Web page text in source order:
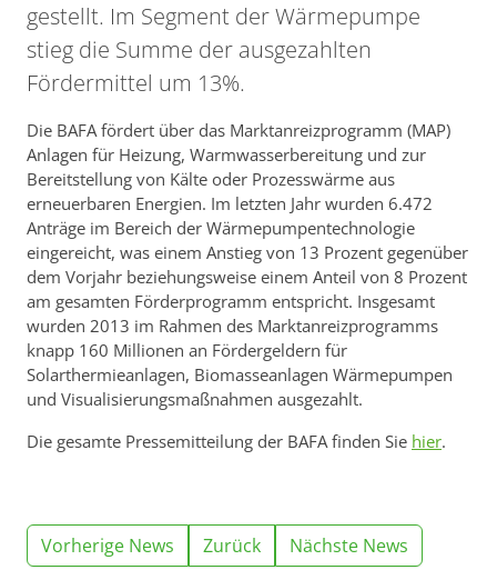
gestellt. Im Segment der Wärmepumpe
stieg die Summe der ausgezahlten
Fördermittel um 13%.
Die BAFA fördert über das Marktanreizprogramm (MAP)
Anlagen für Heizung, Warmwasserbereitung und zur
Bereitstellung von Kälte oder Prozesswärme aus
erneuerbaren Energien. Im letzten Jahr wurden 6.472
Anträge im Bereich der Wärmepumpentechnologie
eingereicht, was einem Anstieg von 13 Prozent gegenüber
dem Vorjahr beziehungsweise einem Anteil von 8 Prozent
am gesamten Förderprogramm entspricht. Insgesamt
wurden 2013 im Rahmen des Marktanreizprogramms
knapp 160 Millionen an Fördergeldern für
Solarthermieanlagen, Biomasseanlagen Wärmepumpen
und Visualisierungsmaßnahmen ausgezahlt.
Die gesamte Pressemitteilung der BAFA finden Sie hier.
Vorherige News Zurück Nächste News